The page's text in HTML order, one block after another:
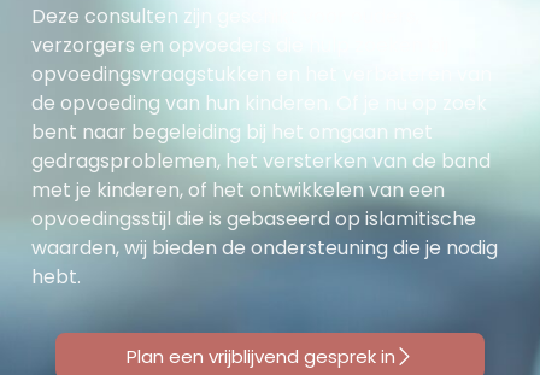
Deze consulten zijn geschikt voor ouders,
verzorgers en opvoeders die hulp zoeken bij
opvoedingsvraagstukken en het verbeteren van
de opvoeding van hun kinderen. Of je nu op zoek
bent naar begeleiding bij het omgaan met
gedragsproblemen, het versterken van de band
met je kinderen, of het ontwikkelen van een
opvoedingsstijl die is gebaseerd op islamitische
waarden, wij bieden de ondersteuning die je nodig
hebt.
Plan een vrijblijvend gesprek in